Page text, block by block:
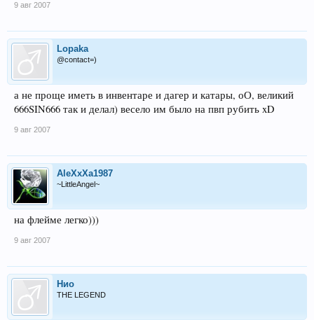
9 авг 2007
Lopaka
@contact=)
а не проще иметь в инвентаре и дагер и катары, оО, великий
666SIN666 так и делал) весело им было на пвп рубить xD
9 авг 2007
AleXxXa1987
~LittleAngel~
на флейме легко)))
9 авг 2007
Нио
THE LEGEND